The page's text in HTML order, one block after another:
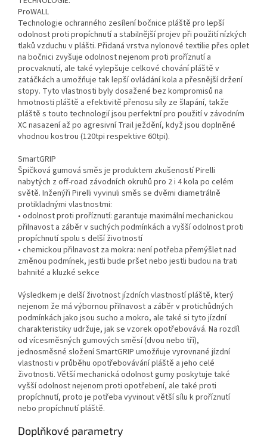
ProWALL
Technologie ochranného zesílení bočnice pláště pro lepší
odolnost proti propíchnutí a stabilnější projev při použití nízkých
tlaků vzduchu v plášti. Přidaná vrstva nylonové textilie přes oplet
na bočnici zvyšuje odolnost nejenom proti proříznutí a
procvaknutí, ale také vylepšuje celkové chování pláště v
zatáčkách a umožňuje tak lepší ovládání kola a přesnější držení
stopy. Tyto vlastnosti byly dosažené bez kompromisů na
hmotnosti pláště a efektivitě přenosu síly ze šlapání, takže
pláště s touto technologií jsou perfektní pro použití v závodním
XC nasazení až po agresivní Trail ježdění, když jsou doplněné
vhodnou kostrou (120tpi respektive 60tpi).
SmartGRIP
Špičková gumová směs je produktem zkušeností Pirelli
nabytých z off-road závodních okruhů pro 2 i 4 kola po celém
světě. Inženýři Pirelli vyvinuli směs se dvěmi diametrálně
protikladnými vlastnostmi:
• odolnost proti proříznutí: garantuje maximální mechanickou
přilnavost a záběr v suchých podmínkách a vyšší odolnost proti
propíchnutí spolu s delší životností
• chemickou přilnavost za mokra: není potřeba přemýšlet nad
změnou podmínek, jestli bude pršet nebo jestli budou na trati
bahnité a kluzké sekce
Výsledkem je delší životnost jízdních vlastností pláště, který
nejenom že má výbornou přilnavost a záběr v protichůdných
podmínkách jako jsou sucho a mokro, ale také si tyto jízdní
charakteristiky udržuje, jak se vzorek opotřebovává. Na rozdíl
od vícesměsných gumových směsí (dvou nebo tří),
jednosměsné složení SmartGRIP umožňuje vyrovnané jízdní
vlastnosti v průběhu opotřebovávání pláště a jeho celé
životnosti. Větší mechanická odolnost gumy poskytuje také
vyšší odolnost nejenom proti opotřebení, ale také proti
propíchnutí, proto je potřeba vyvinout větší sílu k proříznutí
nebo propíchnutí pláště.
Doplňkové parametry